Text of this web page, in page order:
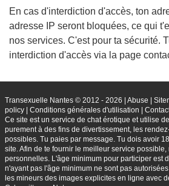
En cas d'interdiction d'accès, ton
adresse IP seront bloquées, ce qui
nos services. C'est pour ta sécurité.
interdiction d'accès via la page
Transexuelle Nantes © 2012 - 2026 Abuse
policy| Conditions générales d'utilisation
Ce site est un service de chat érotique et utilise
purement à des fins de divertissement, les
possibles. Tu paies par message. Tu dois avoir
site. Afin de te fournir le meilleur service
personnelles. L'âge minimum pour participer est
n'ayant pas l'âge minimum ne sont pas
les mineurs des images explicites en ligne avec